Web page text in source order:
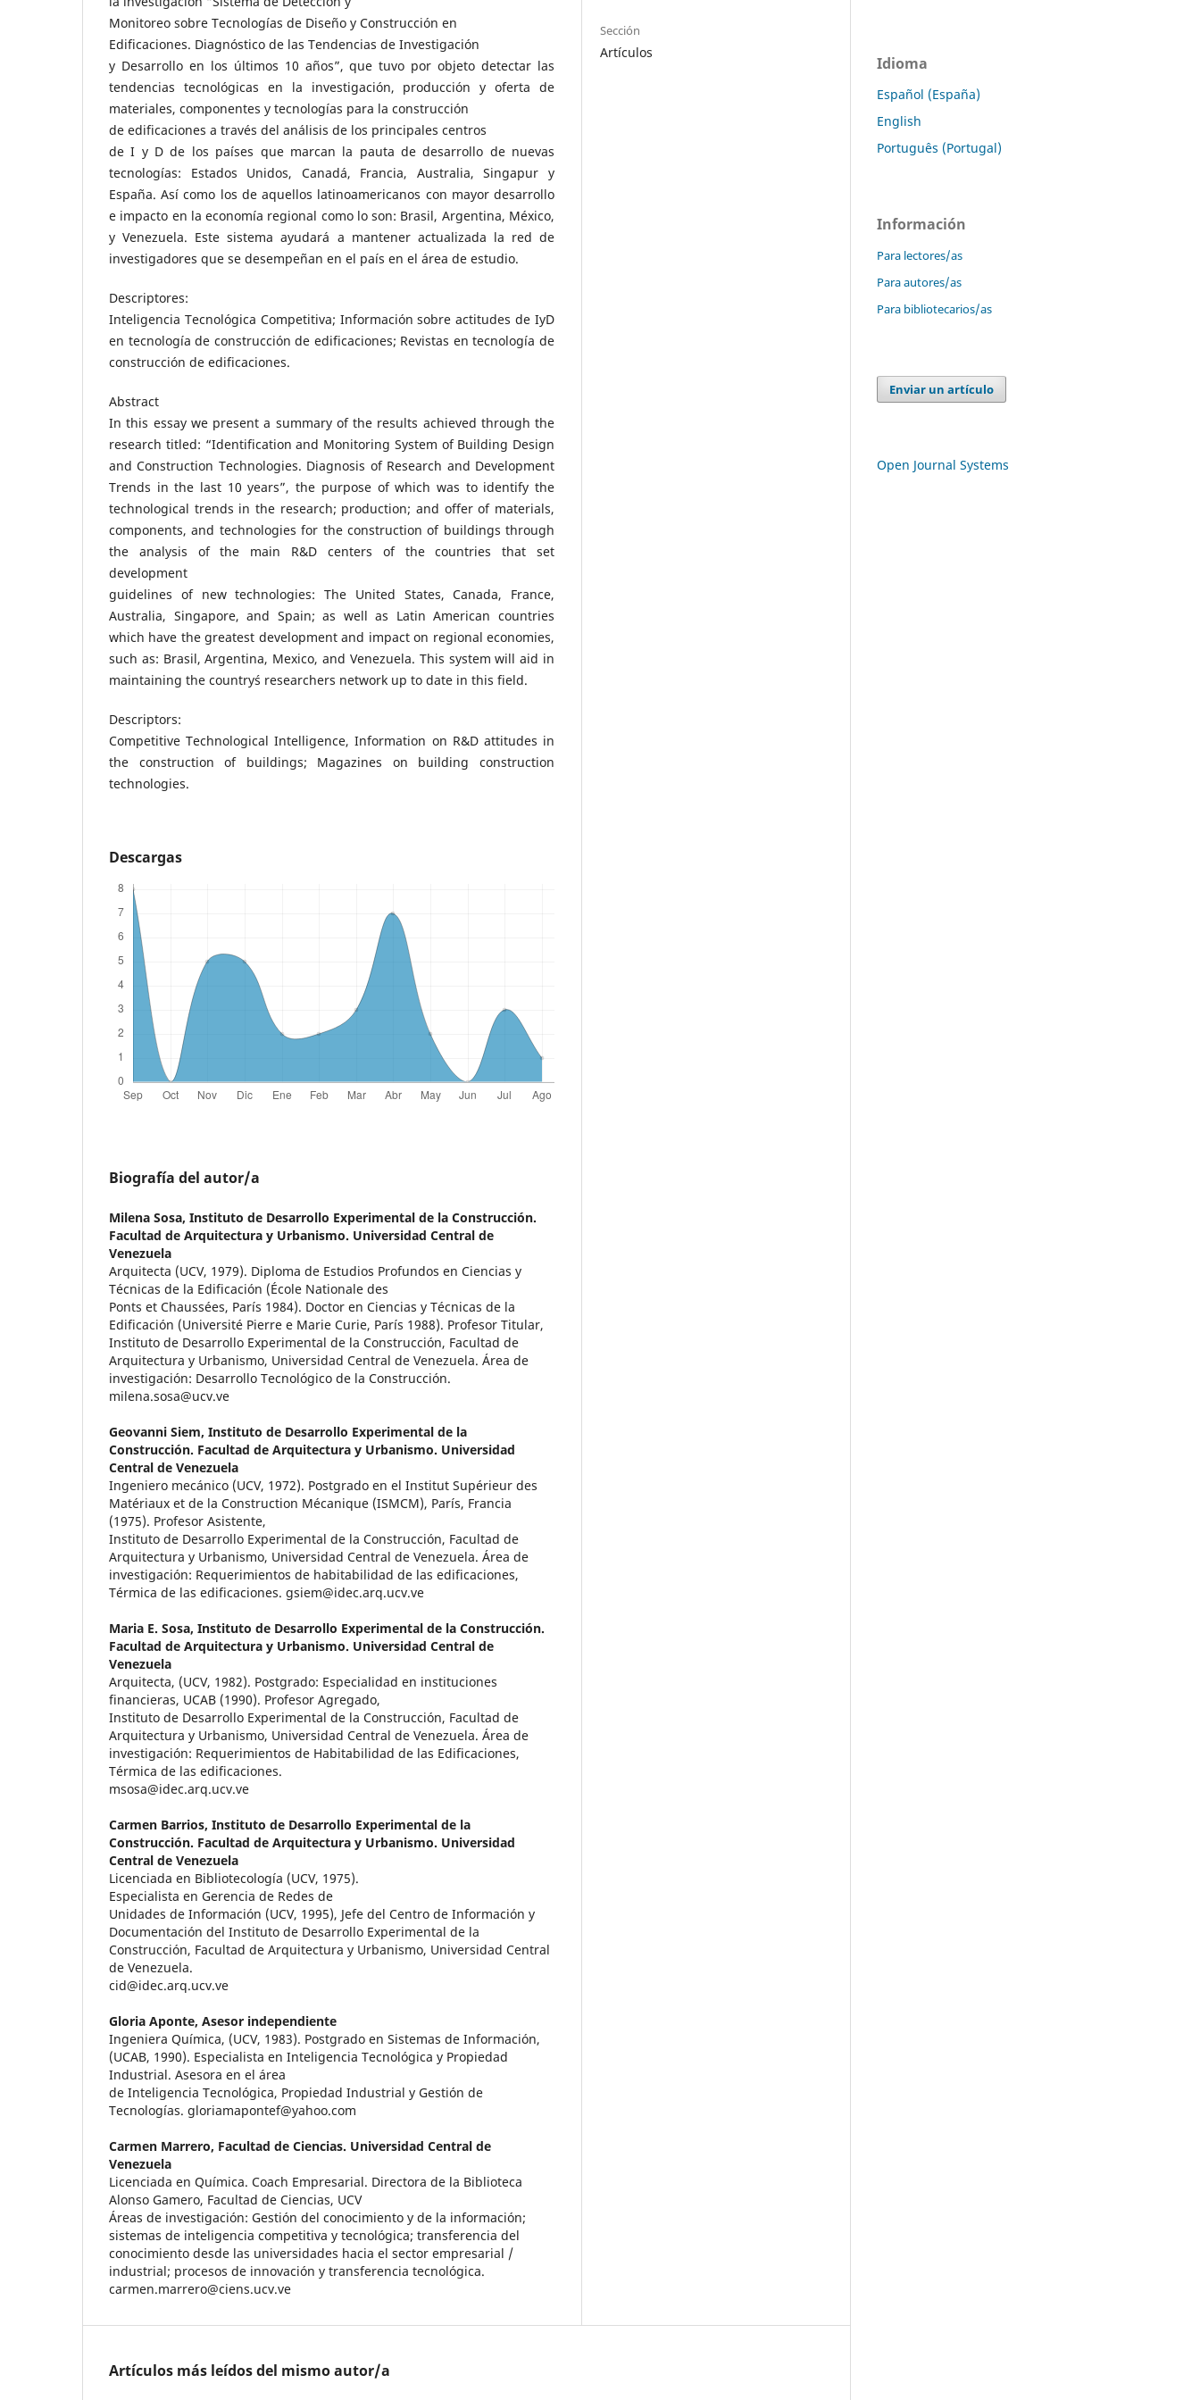
Monitoreo sobre Tecnologías de Diseño y Construcción en
Edificaciones. Diagnóstico de las Tendencias de Investigación
y Desarrollo en los últimos 10 años”, que tuvo por objeto detectar las
tendencias tecnológicas en la investigación, producción y oferta de
materiales, componentes y tecnologías para la construcción
de edificaciones a través del análisis de los principales centros
de I y D de los países que marcan la pauta de desarrollo de nuevas
tecnologías: Estados Unidos, Canadá, Francia, Australia, Singapur y
España. Así como los de aquellos latinoamericanos con mayor desarrollo
e impacto en la economía regional como lo son: Brasil, Argentina, México,
y Venezuela. Este sistema ayudará a mantener actualizada la red de
investigadores que se desempeñan en el país en el área de estudio.
Descriptores:
Inteligencia Tecnológica Competitiva; Información sobre actitudes de IyD
en tecnología de construcción de edificaciones; Revistas en tecnología de
construcción de edificaciones.
Abstract
In this essay we present a summary of the results achieved through the
research titled: “Identification and Monitoring System of Building Design
and Construction Technologies. Diagnosis of Research and Development
Trends in the last 10 years”, the purpose of which was to identify the
technological trends in the research; production; and offer of materials,
components, and technologies for the construction of buildings through
the analysis of the main R&D centers of the countries that set
development
guidelines of new technologies: The United States, Canada, France,
Australia, Singapore, and Spain; as well as Latin American countries
which have the greatest development and impact on regional economies,
such as: Brasil, Argentina, Mexico, and Venezuela. This system will aid in
maintaining the country´s researchers network up to date in this field.
Descriptors:
Competitive Technological Intelligence, Information on R&D attitudes in
the construction of buildings; Magazines on building construction
technologies.
Descargas
Biografía del autor/a
Milena Sosa, Instituto de Desarrollo Experimental de la Construcción.
Facultad de Arquitectura y Urbanismo. Universidad Central de
Venezuela
Arquitecta (UCV, 1979). Diploma de Estudios Profundos en Ciencias y
Técnicas de la Edificación (École Nationale des
Ponts et Chaussées, París 1984). Doctor en Ciencias y Técnicas de la
Edificación (Université Pierre e Marie Curie, París 1988). Profesor Titular,
Instituto de Desarrollo Experimental de la Construcción, Facultad de
Arquitectura y Urbanismo, Universidad Central de Venezuela. Área de
investigación: Desarrollo Tecnológico de la Construcción.
milena.sosa@ucv.ve
Geovanni Siem, Instituto de Desarrollo Experimental de la
Construcción. Facultad de Arquitectura y Urbanismo. Universidad
Central de Venezuela
Ingeniero mecánico (UCV, 1972). Postgrado en el Institut Supérieur des
Matériaux et de la Construction Mécanique (ISMCM), París, Francia
(1975). Profesor Asistente,
Instituto de Desarrollo Experimental de la Construcción, Facultad de
Arquitectura y Urbanismo, Universidad Central de Venezuela. Área de
investigación: Requerimientos de habitabilidad de las edificaciones,
Térmica de las edificaciones. gsiem@idec.arq.ucv.ve
Maria E. Sosa, Instituto de Desarrollo Experimental de la Construcción.
Facultad de Arquitectura y Urbanismo. Universidad Central de
Venezuela
Arquitecta, (UCV, 1982). Postgrado: Especialidad en instituciones
financieras, UCAB (1990). Profesor Agregado,
Instituto de Desarrollo Experimental de la Construcción, Facultad de
Arquitectura y Urbanismo, Universidad Central de Venezuela. Área de
investigación: Requerimientos de Habitabilidad de las Edificaciones,
Térmica de las edificaciones.
msosa@idec.arq.ucv.ve
Carmen Barrios, Instituto de Desarrollo Experimental de la
Construcción. Facultad de Arquitectura y Urbanismo. Universidad
Central de Venezuela
Licenciada en Bibliotecología (UCV, 1975).
Especialista en Gerencia de Redes de
Unidades de Información (UCV, 1995), Jefe del Centro de Información y
Documentación del Instituto de Desarrollo Experimental de la
Construcción, Facultad de Arquitectura y Urbanismo, Universidad Central
de Venezuela.
cid@idec.arq.ucv.ve
Gloria Aponte, Asesor independiente
Ingeniera Química, (UCV, 1983). Postgrado en Sistemas de Información,
(UCAB, 1990). Especialista en Inteligencia Tecnológica y Propiedad
Industrial. Asesora en el área
de Inteligencia Tecnológica, Propiedad Industrial y Gestión de
Tecnologías. gloriamapontef@yahoo.com
Carmen Marrero, Facultad de Ciencias. Universidad Central de
Venezuela
Licenciada en Química. Coach Empresarial. Directora de la Biblioteca
Alonso Gamero, Facultad de Ciencias, UCV
Áreas de investigación: Gestión del conocimiento y de la información;
sistemas de inteligencia competitiva y tecnológica; transferencia del
conocimiento desde las universidades hacia el sector empresarial /
industrial; procesos de innovación y transferencia tecnológica.
carmen.marrero@ciens.ucv.ve
Sección
Artículos
Artículos más leídos del mismo autor/a
Idioma
Español (España)
English
Português (Portugal)
Información
Para lectores/as
Para autores/as
Para bibliotecarios/as
Enviar un artículo
Open Journal Systems